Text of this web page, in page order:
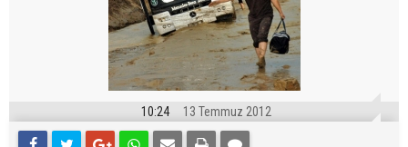
10:24 13 Temmuz 2012